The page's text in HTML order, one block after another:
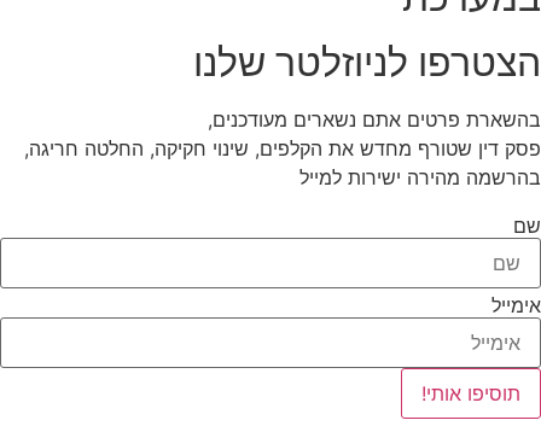
הצטרפו לניוזלטר שלנו
בהשארת פרטים אתם נשארים מעודכנים,
פסק דין שטורף מחדש את הקלפים, שינוי חקיקה, החלטה חריגה,
בהרשמה מהירה ישירות למייל
שם
אימייל
תוסיפו אותי!